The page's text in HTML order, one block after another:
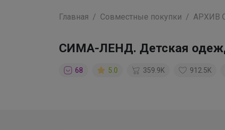
Главная Совместные покупки АРХИВ
СИМА-ЛЕНД. Детская
68 5.0 359.9K 912.5K